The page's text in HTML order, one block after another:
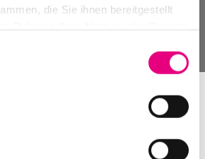
die Sie ihnen bereitgestellt
and venues